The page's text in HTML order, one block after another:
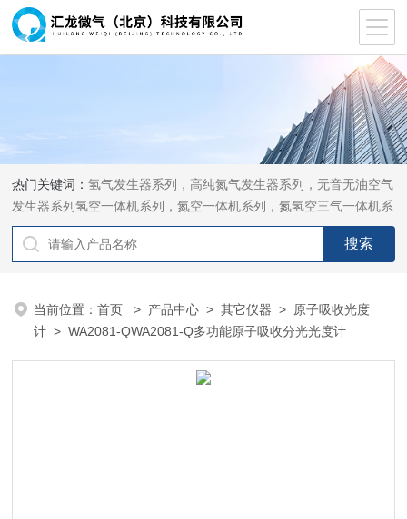
热门关键词：氢气发生器系列，高纯氮气发生器系列，无音无油空气
发生器系列氢空一体机系列，氮空一体机系列，氮氢空三气一体机系
列，气体净化器系列，代理日本DKK-TOA水质分析，水质检测仪
器，代理南韩SitekPH/离子计，DO计，电导计，多功能计，PH/DO/
当前位置：首页 > 产品中心 >其它仪器 > 原子吸收光度
计 > WA2081-QWA2081-Q多功能原子吸收分光光度计